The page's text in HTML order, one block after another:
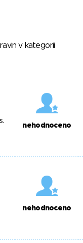
v kategorii
nehodnoceno
nehodnoceno